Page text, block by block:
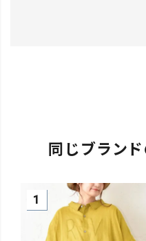
同じブラン